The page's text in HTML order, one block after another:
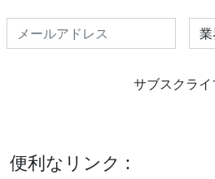
サブスクライ
便利なリンク :